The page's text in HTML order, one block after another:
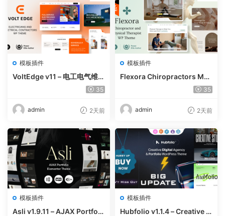
模板插件
VoltEdge v11 – 电工电气维修
35
admin 2天前
模板插件
Flexora Chiropractors Mes
sage and Physical Therapi
35
admin 2天前
模板插件
Asli v1.9.11 – AJAX Portfoli
模板插件
Hubfolio v1.1.4 – Creative P